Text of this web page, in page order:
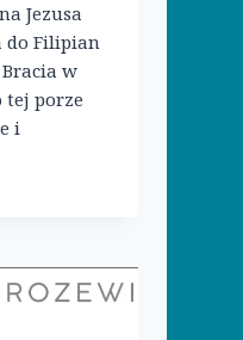
Jezusa
Filipian
w
tej porze
i